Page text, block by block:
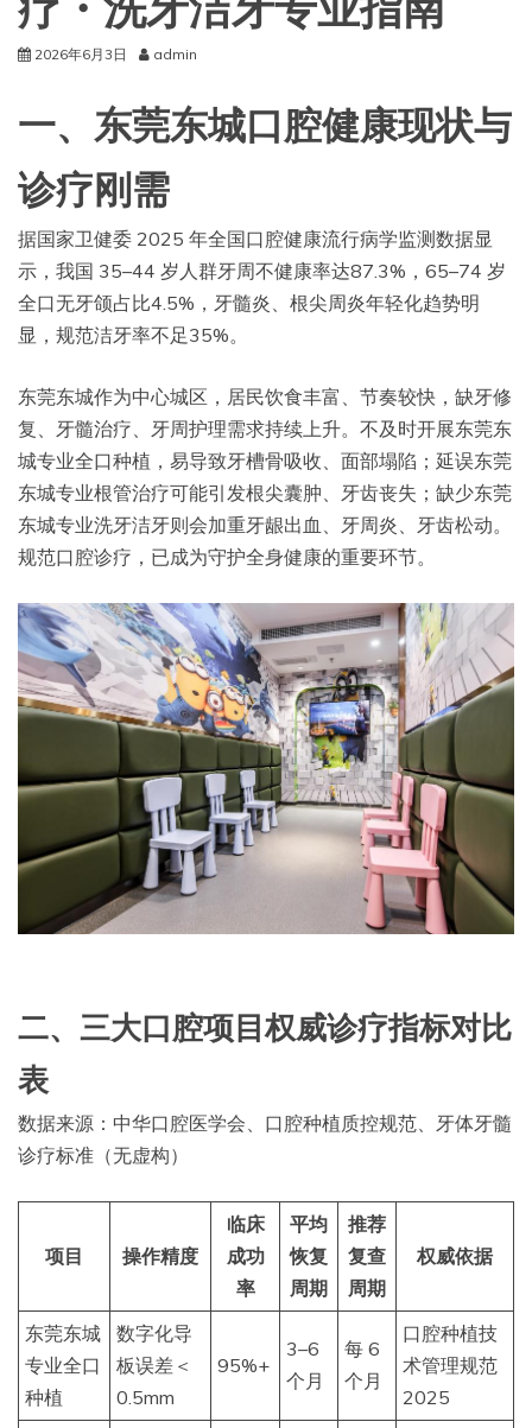
疗・洗牙洁牙专业指南
2026年6月3日 admin
一、东莞东城口腔健康现状与
诊疗刚需
据国家卫健委 2025 年全国口腔健康流行病学监测数据显
示，我国 35–44 岁人群牙周不健康率达87.3%，65–74 岁
全口无牙颌占比4.5%，牙髓炎、根尖周炎年轻化趋势明
显，规范洁牙率不足35%。
东莞东城作为中心城区，居民饮食丰富、节奏较快，缺牙修
复、牙髓治疗、牙周护理需求持续上升。不及时开展东莞东
城专业全口种植，易导致牙槽骨吸收、面部塌陷；延误东莞
东城专业根管治疗可能引发根尖囊肿、牙齿丧失；缺少东莞
东城专业洗牙洁牙则会加重牙龈出血、牙周炎、牙齿松动。
规范口腔诊疗，已成为守护全身健康的重要环节。
二、三大口腔项目权威诊疗指标对比
表
数据来源：中华口腔医学会、口腔种植质控规范、牙体牙髓
诊疗标准（无虚构）
项目 操作精度
临床
成功
率
平均
恢复
周期
推荐
复查
周期
权威依据
东莞东城
专业全口
种植
数字化导
板误差＜
0.5mm
95%+
3–6
个月
每 6
个月
口腔种植技
术管理规范
2025